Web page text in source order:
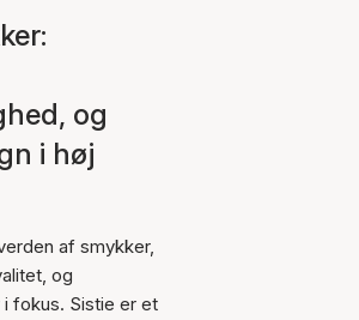
og
i høj
af smykker,
og
fokus. Sistie er et